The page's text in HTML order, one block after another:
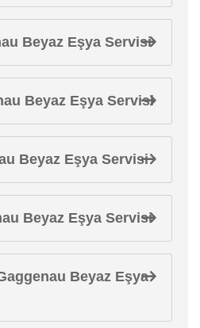
Beyaz Eşya Servisi
Beyaz Eşya Servisi
Beyaz Eşya Servisi
Beyaz Eşya Servisi
Beyaz Eşya